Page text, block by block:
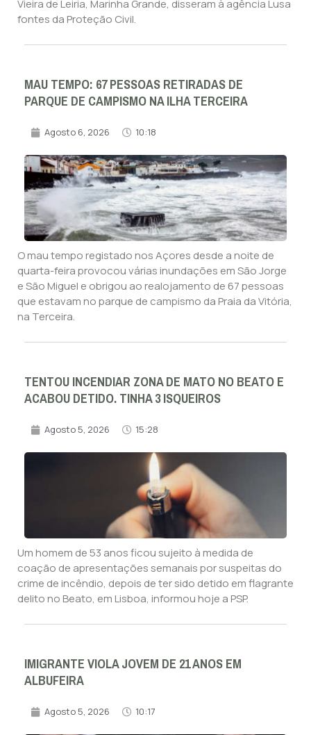
Vieira de Leiria, Marinha Grande, disseram à agência Lusa
fontes da Proteção Civil.
MAU TEMPO: 67 PESSOAS RETIRADAS DE
PARQUE DE CAMPISMO NA ILHA TERCEIRA
Agosto 6, 2026 10:18
O mau tempo registado nos Açores desde a noite de
quarta-feira provocou várias inundações em São Jorge
e São Miguel e obrigou ao realojamento de 67 pessoas
que estavam no parque de campismo da Praia da Vitória,
na Terceira.
TENTOU INCENDIAR ZONA DE MATO NO BEATO E
ACABOU DETIDO. TINHA 3 ISQUEIROS
Agosto 5, 2026 15:28
Um homem de 53 anos ficou sujeito à medida de
coação de apresentações semanais por suspeitas do
crime de incêndio, depois de ter sido detido em flagrante
delito no Beato, em Lisboa, informou hoje a PSP.
IMIGRANTE VIOLA JOVEM DE 21 ANOS EM
ALBUFEIRA
Agosto 5, 2026 10:17